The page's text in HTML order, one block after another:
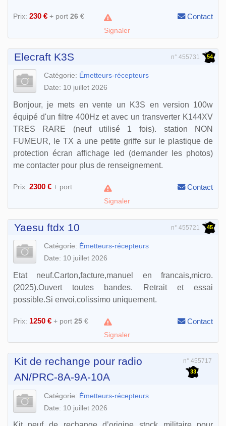
Prix: 230 € + port 26 €
Signaler
Contact
Elecraft K3S n° 455731 54
Catégorie: Émetteurs-récepteurs
Date: 10 juillet 2026
Bonjour, je mets en vente un K3S en version 100w
équipé d'un filtre 400Hz et avec un transverter K144XV
TRES RARE (neuf utilisé 1 fois). station NON
FUMEUR, le TX a une petite griffe sur le plastique de
protection écran affichage led (demander les photos)
me contacter pour plus de renseignement.
Prix: 2300 € + port
Signaler
Contact
Yaesu ftdx 10 n° 455721 45
Catégorie: Émetteurs-récepteurs
Date: 10 juillet 2026
Etat neuf.Carton,facture,manuel en francais,micro.
(2025).Ouvert toutes bandes. Retrait et essai
possible.Si envoi,colissimo uniquement.
Prix: 1250 € + port 25 €
Signaler
Contact
Kit de rechange pour radio
AN/PRC-8A-9A-10A
n° 455717
33
Catégorie: Émetteurs-récepteurs
Date: 10 juillet 2026